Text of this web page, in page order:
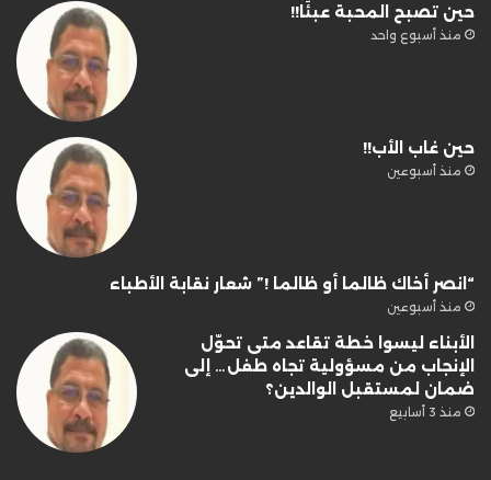
حين تصبح المحبة عبئًا!!
منذ أسبوع واحد
حين غاب الأب!!
منذ أسبوعين
“انصر أخاك ظالما أو ظالما !” شعار نقابة الأطباء
منذ أسبوعين
الأبناء ليسوا خطة تقاعد متى تحوّل
الإنجاب من مسؤولية تجاه طفل… إلى
ضمان لمستقبل الوالدين؟
منذ 3 أسابيع